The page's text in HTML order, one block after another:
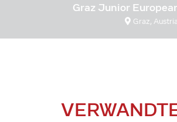
Graz Junior
Graz, Austria